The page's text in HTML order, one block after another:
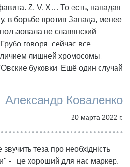
Z, V, X… То есть, нападая
в борьбе против Запада, менее
не славянский
говоря, сейчас все
лишней хромосомы,
буковки! Ещё один случай
Александр Коваленко
20 марта 2022 г.
звучить теза про необхідність
- і це хороший для нас маркер.